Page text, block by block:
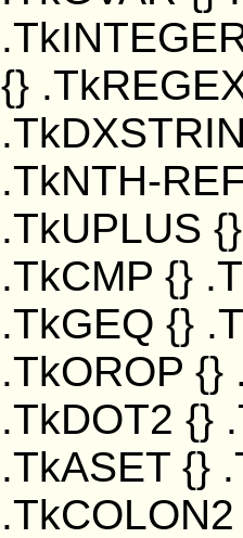
{}
.TkNTH-
.TkUPLUS
.TkCMP {}
.TkGEQ {}
.TkOROP {}
.TkDOT2 {}
.TkASET {}